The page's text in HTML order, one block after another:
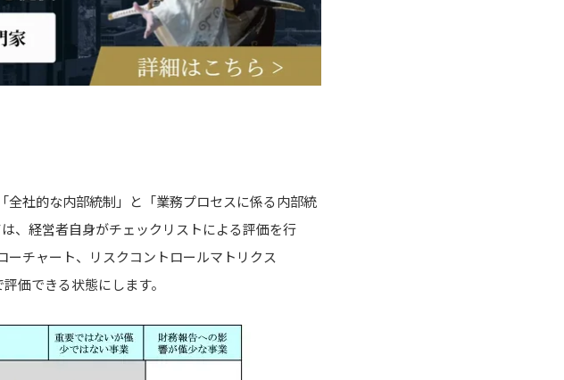
社的な内部統制」と「業務プロセスに係る内部統
、経営者自身がチェックリストによる評価を行
チャート、リスクコントロールマトリクス
価できる状態にします。